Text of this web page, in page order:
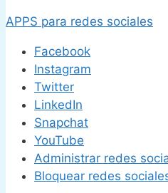
APPS para redes sociales
Facebook
Instagram
Twitter
LinkedIn
Snapchat
YouTube
Administrar redes
Bloquear redes